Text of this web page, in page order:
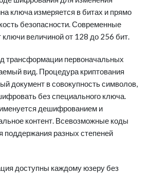
ключа измеряется в битах и прямо
безопасности. Современные
величиной от 128 до 256 бит.
трансформации первоначальных
вид. Процедура криптования
документ в совокупность символов,
без специального ключа.
дешифрованием и
контент. Всевозможные коды
поддержания разных степеней
доступны каждому юзеру без